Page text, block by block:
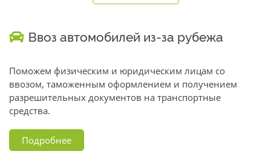
Ввоз автомобилей из-за рубежа
Поможем физическим и юридическим лицам со
ввозом, таможенным оформлением и получением
разрешительных документов на транспортные
средства.
Подробнее